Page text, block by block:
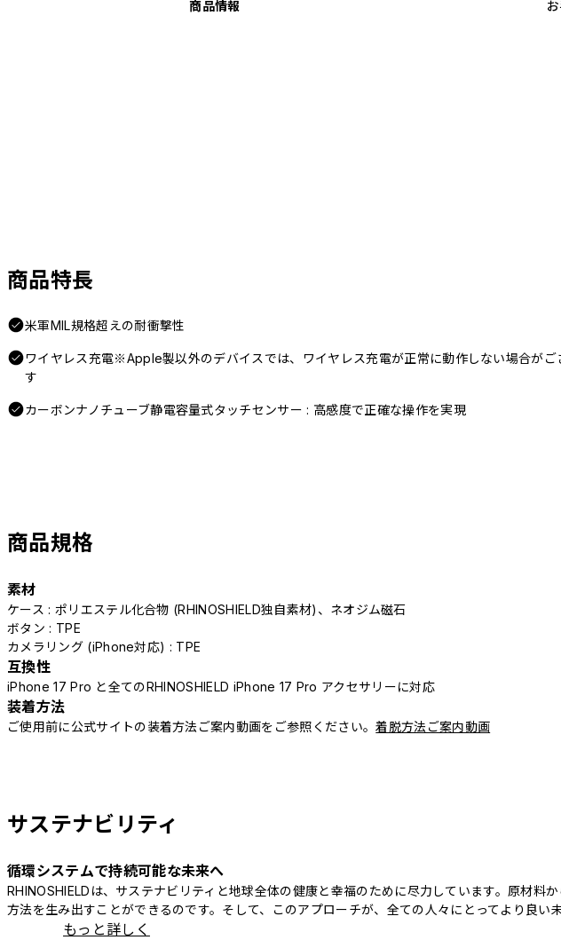
商品情報
商品特長
米軍MIL規格超えの耐衝撃性
ワイヤレス充電※Apple製以外のデバイスでは、ワイヤレス充電が正常に動作しない場合がご
す
カーボンナノチューブ静電容量式タッチセンサー : 高感度で正確な操作を実現
商品規格
素材
ケース : ポリエステル化合物 (RHINOSHIELD独自素材)、ネオジム磁石
ボタン : TPE
カメラリング (iPhone対応) : TPE
互換性
iPhone 17 Pro と全てのRHINOSHIELD iPhone 17 Pro アクセサリーに対応
装着方法
ご使用前に公式サイトの装着方法ご案内動画をご参照ください。着脱方法ご案内動画
サステナビリティ
循環システムで持続可能な未来へ
RHINOSHIELDは、サステナビリティと地球全体の健康と幸福のために尽力しています。原材
方法を生み出すことができるのです。そして、このアプローチが、全ての人々にとってより良い
もっと詳しく